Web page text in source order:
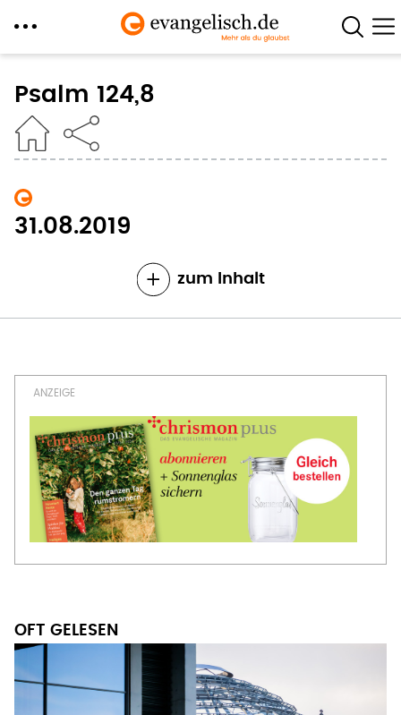
zum
Inhalt
Psalm 124,8
31.08.2019
zum Inhalt
OFT GELESEN